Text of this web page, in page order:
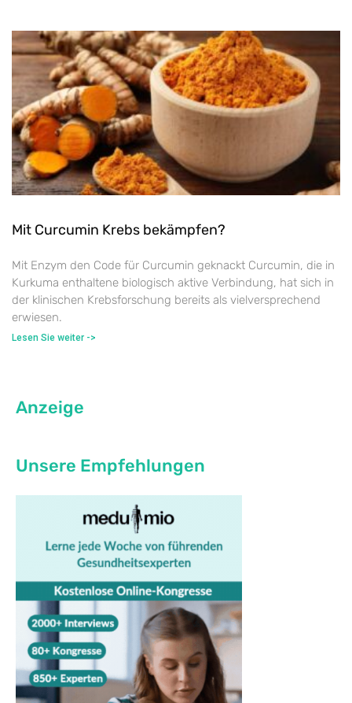
Mit Curcumin Krebs bekämpfen?
Mit Enzym den Code für Curcumin geknackt Curcumin, die in
Kurkuma enthaltene biologisch aktive Verbindung, hat sich in
der klinischen Krebsforschung bereits als vielversprechend
erwiesen.
Lesen Sie weiter ->
Anzeige
Unsere Empfehlungen